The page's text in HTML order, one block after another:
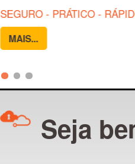
SEGURO - PRÁTICO -
MAIS...
Seja